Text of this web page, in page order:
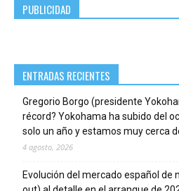
PUBLICIDAD
ENTRADAS RECIENTES
Gregorio Borgo (presidente
récord? Yokohama ha subido del
solo un año y estamos muy cerca
4 agosto, 2026
Evolución del mercado español de